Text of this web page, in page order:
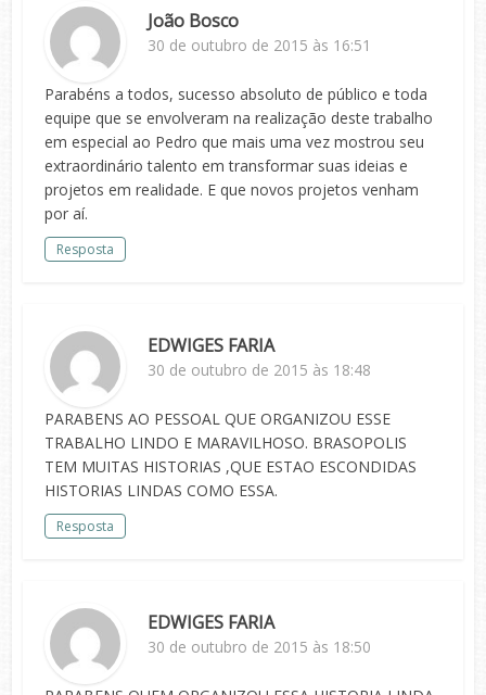
João Bosco
30 de outubro de 2015 às 16:51
Parabéns a todos, sucesso absoluto de público e toda
equipe que se envolveram na realização deste trabalho
em especial ao Pedro que mais uma vez mostrou seu
extraordinário talento em transformar suas ideias e
projetos em realidade. E que novos projetos venham
por aí.
Resposta
EDWIGES FARIA
30 de outubro de 2015 às 18:48
PARABENS AO PESSOAL QUE ORGANIZOU ESSE
TRABALHO LINDO E MARAVILHOSO. BRASOPOLIS
TEM MUITAS HISTORIAS ,QUE ESTAO ESCONDIDAS
HISTORIAS LINDAS COMO ESSA.
Resposta
EDWIGES FARIA
30 de outubro de 2015 às 18:50